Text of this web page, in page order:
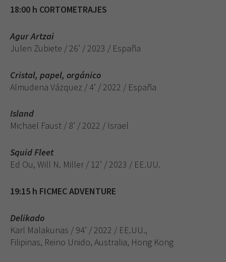
18:00 h CORTOMETRAJES
Agur Artzai
Julen Zubiete / 26’ / 2023 / España
Cristal, papel, orgánico
Almudena Vázquez / 4’ / 2022 / España
Island
Michael Faust / 8’ / 2022 / Israel
Squid Fleet
Ed Ou, Will N. Miller / 12’ / 2023 / EE.UU.
19:15 h FICMEC ADVENTURE
Delikado
Karl Malakunas / 94’ / 2022 / EE.UU.,
Filipinas, Reino Unido, Australia, Hong Kong